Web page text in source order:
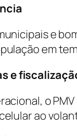
e
em
e
o
ao